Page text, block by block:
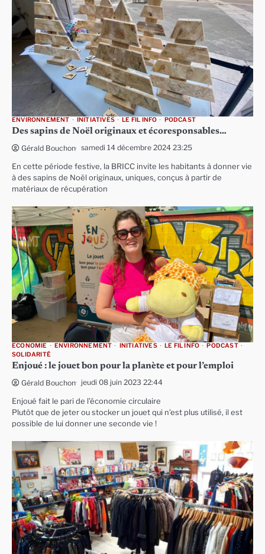
ENVIRONNEMENT INITIATIVES LE FIL INFO PODCAST
Des sapins de Noël originaux et écoresponsables…
Gérald Bouchon samedi 14 décembre 2024 23:25
En cette période festive, la BRICC invite les habitants à donner vie
à des sapins de Noël originaux, uniques, conçus à partir de
matériaux de récupération
ECONOMIE ENVIRONNEMENT INITIATIVES LE FIL INFO
PODCAST
SOLIDARITÉ
Enjoué : le jouet bon pour la planète et pour l’emploi
Gérald Bouchon jeudi 08 juin 2023 22:44
Enjoué fait le pari de l’économie circulaire
Plutôt que de jeter ou stocker un jouet qui n’est plus utilisé, il est
possible de lui donner une seconde vie !